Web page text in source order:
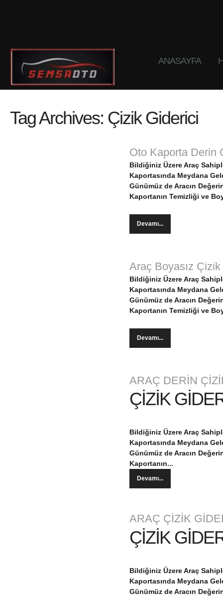
ANASAYFA
Tag Archives: Çizik Giderici
Oto Kaporta Derin
Bildiğiniz Üzere Araç
Kaportasında Meydana
Günümüz de Aracın
Kaportanın Temizliği ve
Devamı...
Araç Boyasız
Bildiğiniz Üzere Araç
Kaportasında Meydana
Günümüz de Aracın
Kaportanın Temizliği ve
Devamı...
ARAÇ DERİN
ÇİZİK
Bildiğiniz Üzere Araç
Kaportasında Meydana
Günümüz de Aracın
Kaportanın...
Devamı...
ARAÇ ÇİZİK
ÇİZİK
Bildiğiniz Üzere Araç
Kaportasında Meydana
Günümüz de Aracın